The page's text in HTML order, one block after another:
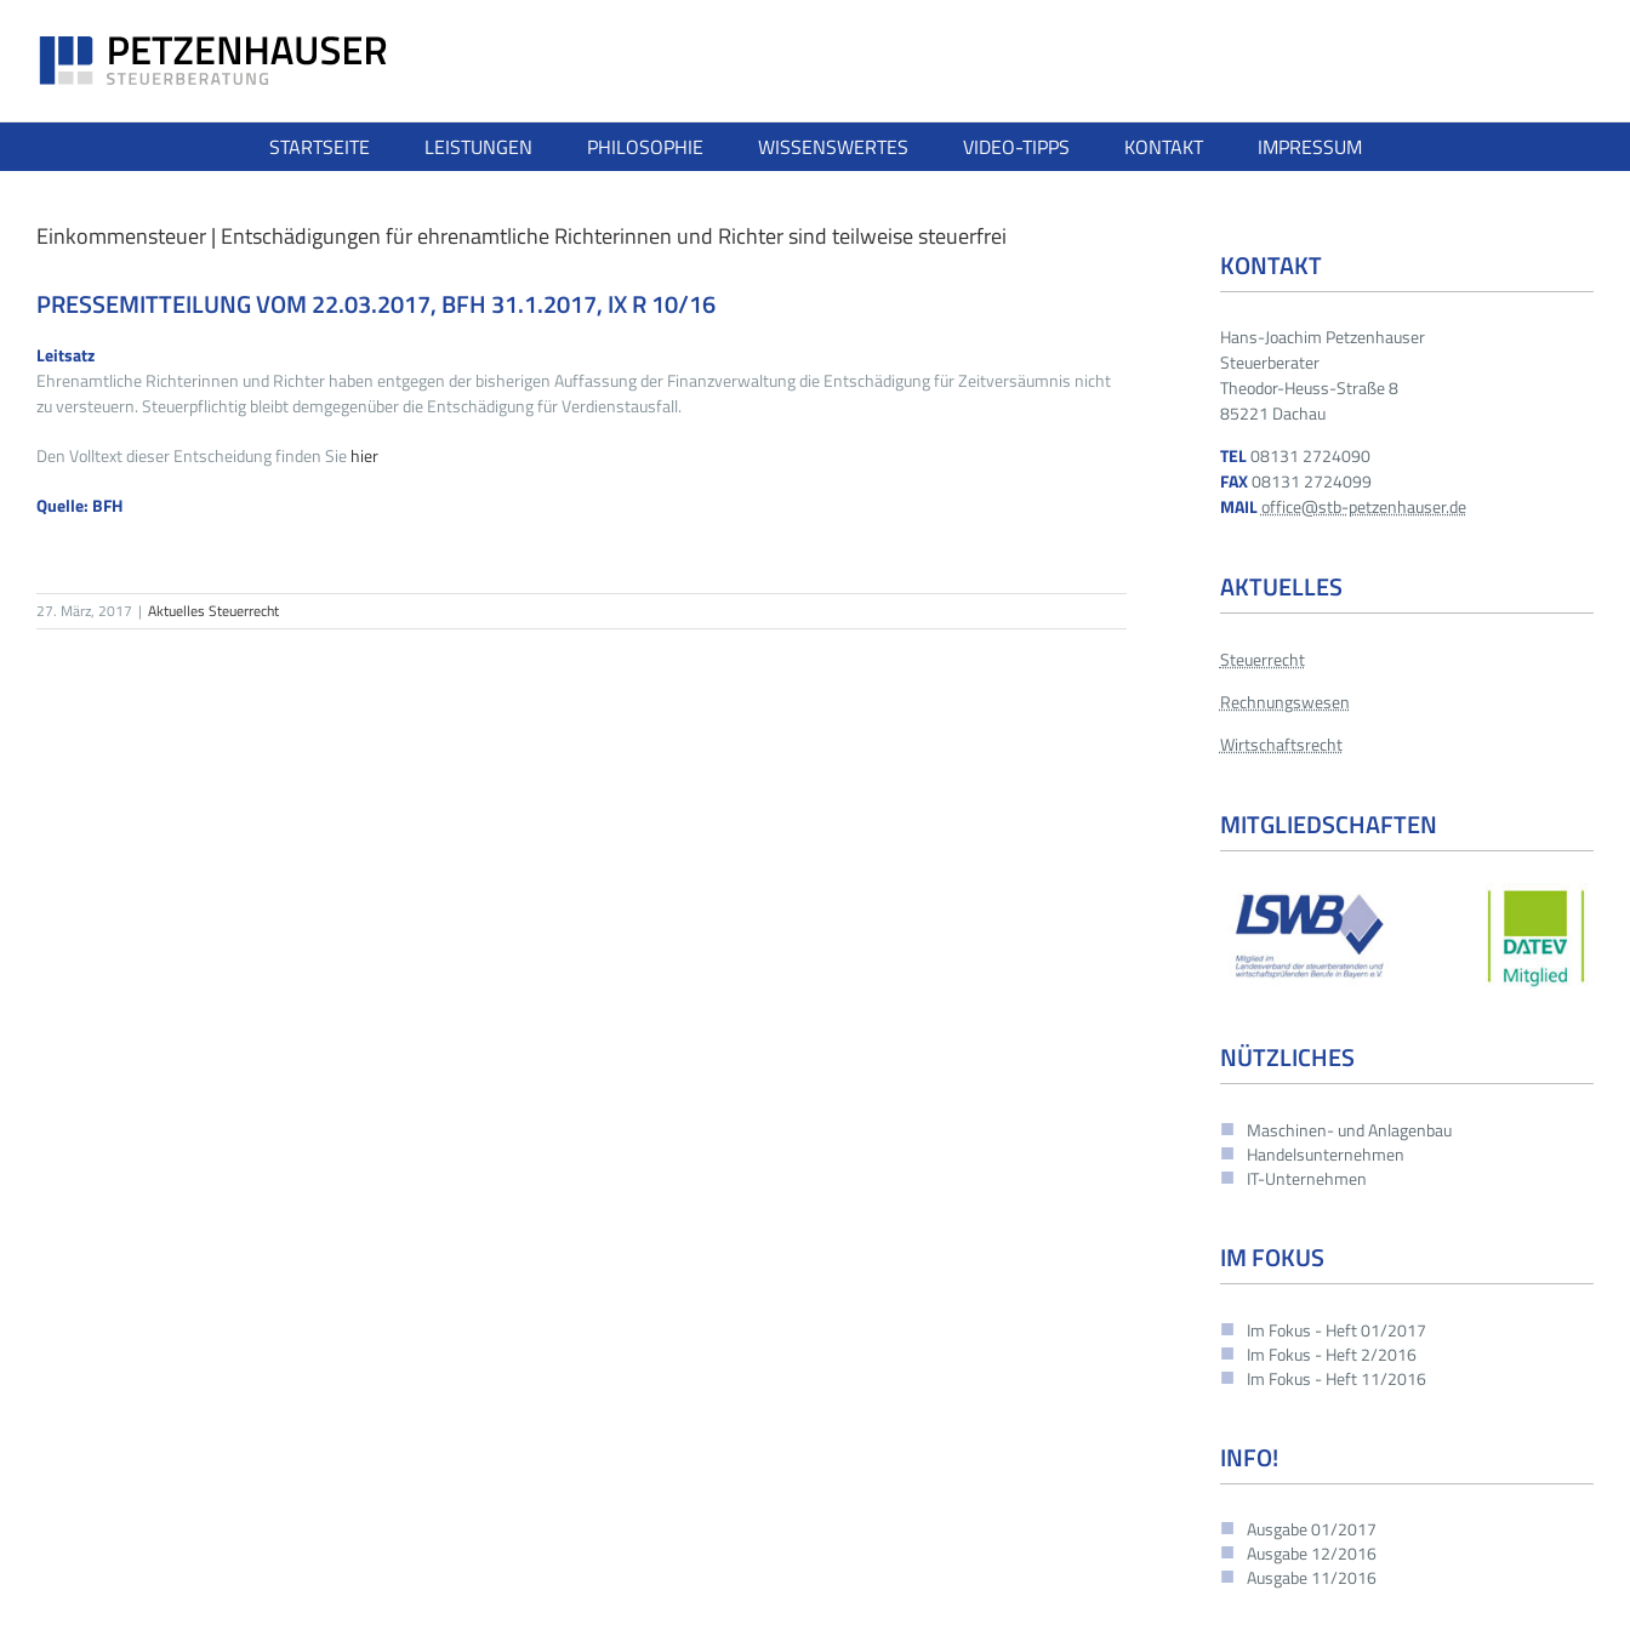
Inhalt
springen
STARTSEITE LEISTUNGEN PHILOSOPHIE WISSENSWERTES VIDEO-TIPPS KONTAKT IMPRESSUM
Einkommensteuer | Entschädigungen für ehrenamtliche Richterinnen und Richter sind teilweise steuerfrei
PRESSEMITTEILUNG VOM 22.03.2017, BFH 31.1.2017, IX R 10/16
Leitsatz
Ehrenamtliche Richterinnen und Richter haben entgegen der bisherigen Auffassung der Finanzverwaltung die Entschädigung für Zeitversäumnis nicht
zu versteuern. Steuerpflichtig bleibt demgegenüber die Entschädigung für Verdienstausfall.
Den Volltext dieser Entscheidung finden Siehier
Quelle: BFH
27. März, 2017 | Aktuelles Steuerrecht
KONTAKT
Hans-Joachim Petzenhauser
Steuerberater
Theodor-Heuss-Straße 8
85221 Dachau
TEL08131 2724090
FAX08131 2724099
MAILoffice@stb-petzenhauser.de
AKTUELLES
Steuerrecht
Rechnungswesen
Wirtschaftsrecht
MITGLIEDSCHAFTEN
NÜTZLICHES
Maschinen- und Anlagenbau
Handelsunternehmen
IT-Unternehmen
IM FOKUS
Im Fokus - Heft 01/2017
Im Fokus - Heft 2/2016
Im Fokus - Heft 11/2016
INFO!
Ausgabe 01/2017
Ausgabe 12/2016
Ausgabe 11/2016